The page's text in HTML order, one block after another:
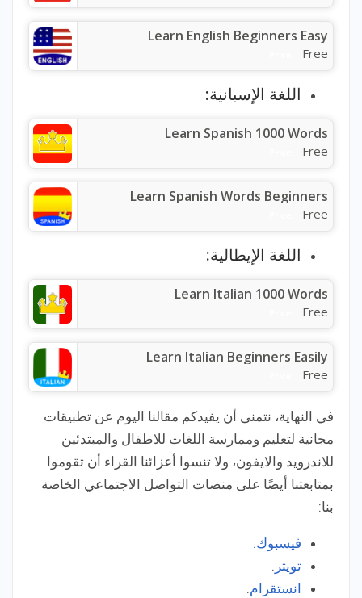
Learn English Beginners Easy
Free
اللغة الإسبانية:
Learn Spanish 1000 Words
Free
Learn Spanish Words Beginners
Free
اللغة الإيطالية:
Learn Italian 1000 Words
Free
Learn Italian Beginners Easily
Free
في النهاية، نتمنى أن يفيدكم مقالنا اليوم عن تطبيقات
مجانية لتعليم وممارسة اللغات للاطفال والمبتدئين
للاندرويد والايفون، ولا تنسوا أعزائنا القراء أن تقوموا
بمتابعتنا أيضًا على منصات التواصل الاجتماعي الخاصة
بنا:
فيسبوك.
تويتر .
انستقرام.